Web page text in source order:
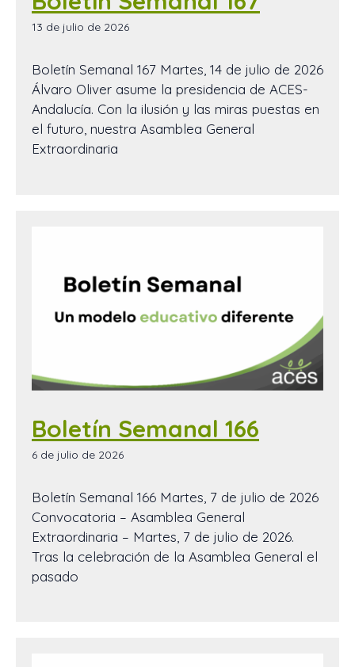
13 de julio de 2026
Boletín Semanal 167 Martes, 14 de julio de 2026
Álvaro Oliver asume la presidencia de ACES-
Andalucía. Con la ilusión y las miras puestas en
el futuro, nuestra Asamblea General
Extraordinaria
Boletín Semanal 166
6 de julio de 2026
Boletín Semanal 166 Martes, 7 de julio de 2026
Convocatoria – Asamblea General
Extraordinaria – Martes, 7 de julio de 2026.
Tras la celebración de la Asamblea General el
pasado